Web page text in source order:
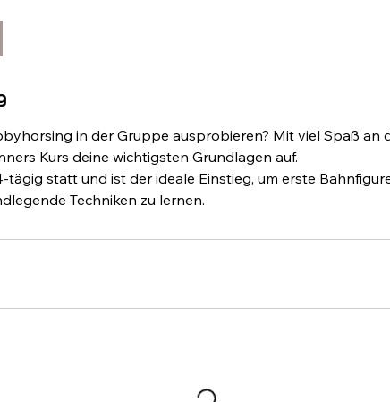
:
6
.
S
p
in der Gruppe ausprobieren? Mit viel Spaß an
Kurs deine wichtigsten Grundlagen auf.
tägig statt und ist der ideale Einstieg, um erste
Techniken zu lernen.